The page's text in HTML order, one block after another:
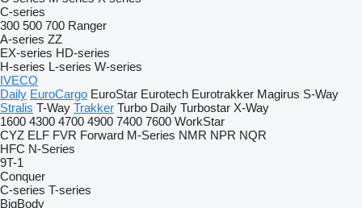
C-series
300 500 700 Ranger
A-series ZZ
EX-series HD-series
H-series L-series W-series
IVECO
Daily EuroCargo EuroStar Eurotech Eurotrakker Magirus S-Way
Stralis T-Way Trakker Turbo Daily Turbostar X-Way
1600 4300 4700 4900 7400 7600 WorkStar
CYZ ELF FVR Forward M-Series NMR NPR NQR
HFC N-Series
9T-1
Conquer
C-series T-series
BigBody